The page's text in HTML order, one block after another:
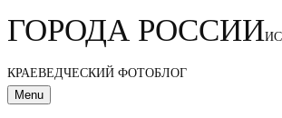
ГОРОДА РОССИИ
КРАЕВЕДЧЕСКИЙ ФОТОБЛОГ
Menu